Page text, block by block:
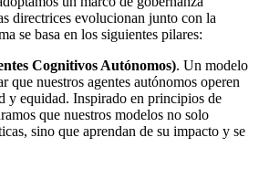
directrices evolucionan junto con la
se basa en los siguientes pilares:
Cognitivos Autónomos). Un modelo
que nuestros agentes autónomos operen
y equidad. Inspirado en principios de
que nuestros modelos no solo
sino que aprendan de su impacto y se